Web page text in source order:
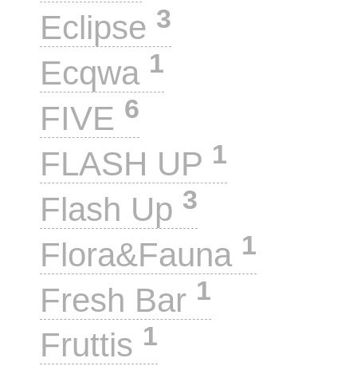
Eclipse 3
Ecqwa 1
FIVE 6
FLASH UP 1
Flash Up 3
Flora&Fauna 1
Fresh Bar 1
Fruttis 1